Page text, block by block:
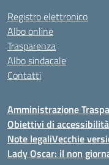
Registro elettronico
Albo online
Trasparenza
Albo sindacale
Contatti
Amministrazione
Obiettivi di accessibilità
Note legaliVecchie
Lady Oscar: il non